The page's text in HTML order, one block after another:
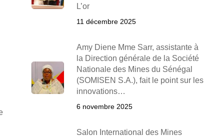
L’or
11 décembre 2025
Amy Diene Mme Sarr, assistante à
la Direction générale de la Société
Nationale des Mines du Sénégal
(SOMISEN S.A.), fait le point sur les
innovations…
6 novembre 2025
Salon International des Mines